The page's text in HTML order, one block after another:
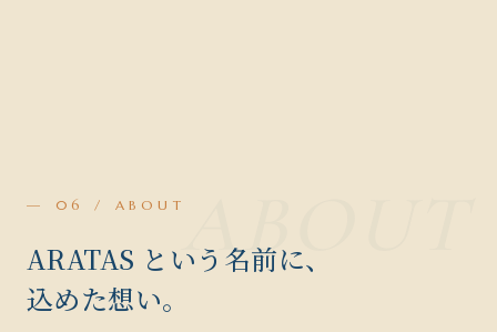
— 06 / ABOUT
ARATAS という名前に、
込めた想い。